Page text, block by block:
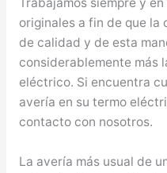
Trabajamos siempre y
originales a fin de que la
de calidad y de esta
considerablemente más
eléctrico. Si encuentra
avería en su termo
contacto con nosotros.
La avería más usual de